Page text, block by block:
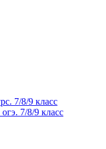
7/8/9 класс
7/8/9 класс